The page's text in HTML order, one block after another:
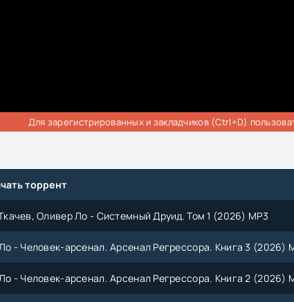
Для зарегистрированных и закладчиков (Ctrl+D)
торрент
Оливер Ло - Системный Друид. Том 1 (2026) MP3
- Человек-арсенал. Арсенал Регрессора. Книга 3 (2026)
- Человек-арсенал. Арсенал Регрессора. Книга 2 (2026)